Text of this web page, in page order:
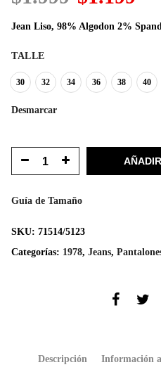
precio
original
Jean Liso, 98% Algodon 2%
TALLE
30 32 34 36 38 40
Desmarcar
Guía de Tamaño
SKU: 71514/5123
Categorías: 1978, Jeans,
Descripción Información